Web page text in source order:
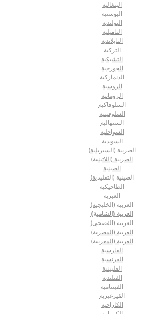
البنغالية
البوسنية
البولندية
التاميلية
التايلاندية
التركية
التشيكية
الجورجية
الدنماركية
الروسية
الرومانية
السلوفاكية
السلوفينية
السنهالية
السواحلية
السويدية
الصربية (السيريلية)
الصربية (اللاتينية)
الصينية
الصينية (التقليدية)
الطاجيكية
العبرية
العربية (الخليجية)
العربية (الشامية)
العربية (الفصحى)
العربية (المصرية)
العربية (المغربية)
الفارسية
الفرنسية
الفلبينية
الفنلندية
الفيتنامية
القيرغيزية
الكازاخية